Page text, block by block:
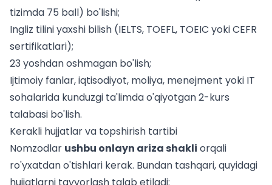
tizimda 75 ball) bo'lishi;
Ingliz tilini yaxshi bilish (IELTS, TOEFL, TOEIC yoki CEFR
sertifikatlari);
23 yoshdan oshmagan bo'lish;
Ijtimoiy fanlar, iqtisodiyot, moliya, menejment yoki IT
sohalarida kunduzgi ta'limda o'qiyotgan 2-kurs
talabasi bo'lish.
Kerakli hujjatlar va topshirish tartibi
Nomzodlar ushbu onlayn ariza shakli orqali
ro'yxatdan o'tishlari kerak. Bundan tashqari, quyidagi